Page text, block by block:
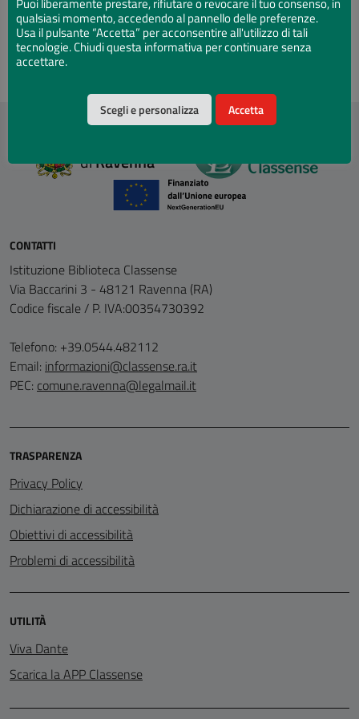
Genere
Albi illustrati Autori e Autrici Poesia
diRavenna
CONTATTI
Istituzione Biblioteca Classense
Via Baccarini 3 - 48121 Ravenna (RA)
Codice fiscale / P. IVA:00354730392
Telefono: +39.0544.482112
Email: informazioni@classense.ra.it
PEC: comune.ravenna@legalmail.it
TRASPARENZA
Privacy Policy
Dichiarazione di accessibilità
Obiettivi di accessibilità
Problemi di accessibilità
UTILITÀ
Viva Dante
Scarica la APP Classense
qualsiasi momento, accedendo al pannello delle preferenze.
Usa il pulsante “Accetta” per acconsentire all'utilizzo di tali
tecnologie. Chiudi questa informativa per continuare senza
accettare.
Scegli e personalizza Accetta